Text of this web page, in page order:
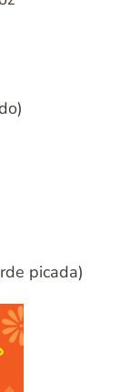
picada)